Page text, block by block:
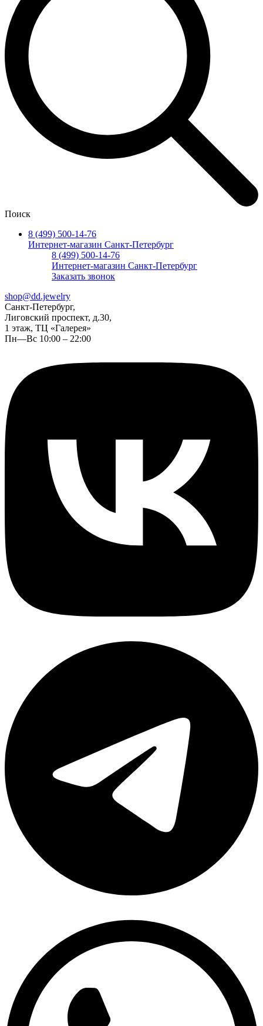
Поиск
8 (499) 500-14-76
Интернет-магазин Санкт-Петербург
8 (499) 500-14-76
Интернет-магазин Санкт-Петербург
Заказать звонок
shop@dd.jewelry
Санкт-Петербург,
Лиговский проспект, д.30,
1 этаж, ТЦ «Галерея»
Пн—Вс 10:00 – 22:00